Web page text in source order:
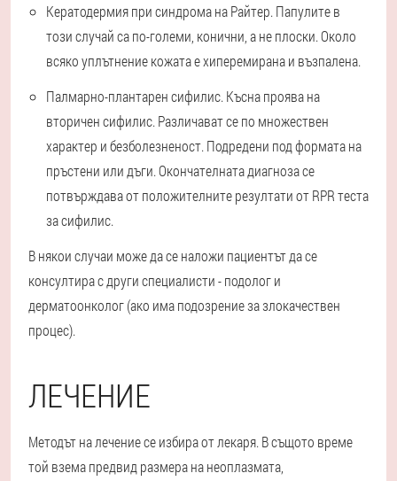
Кератодермия при синдрома на Райтер. Папулите в
този случай са по-големи, конични, а не плоски. Около
всяко уплътнение кожата е хиперемирана и възпалена.
Палмарно-плантарен сифилис. Късна проява на
вторичен сифилис. Различават се по множествен
характер и безболезненост. Подредени под формата на
пръстени или дъги. Окончателната диагноза се
потвърждава от положителните резултати от RPR теста
за сифилис.
В някои случаи може да се наложи пациентът да се
консултира с други специалисти - подолог и
дерматоонколог (ако има подозрение за злокачествен
процес).
ЛЕЧЕНИЕ
Методът на лечение се избира от лекаря. В същото време
той взема предвид размера на неоплазмата,